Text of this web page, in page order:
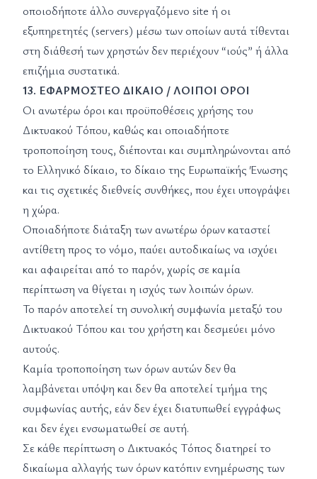
οποιοδήποτε άλλο συνεργαζόμενο site ή οι
εξυπηρετητές (servers) μέσω των οποίων αυτά τίθενται
στη διάθεσή των χρηστών δεν περιέχουν “ιούς” ή άλλα
επιζήμια συστατικά.
13. ΕΦΑΡΜΟΣΤΕΟ ΔΙΚΑΙΟ / ΛΟΙΠΟΙ ΟΡΟΙ
Οι ανωτέρω όροι και προϋποθέσεις χρήσης του
Δικτυακού Τόπου, καθώς και οποιαδήποτε
τροποποίηση τους, διέπονται και συμπληρώνονται από
το Ελληνικό δίκαιο, το δίκαιο της Ευρωπαϊκής Ένωσης
και τις σχετικές διεθνείς συνθήκες, που έχει υπογράψει
η χώρα.
Οποιαδήποτε διάταξη των ανωτέρω όρων καταστεί
αντίθετη προς το νόμο, παύει αυτοδικαίως να ισχύει
και αφαιρείται από το παρόν, χωρίς σε καμία
περίπτωση να θίγεται η ισχύς των λοιπών όρων.
Το παρόν αποτελεί τη συνολική συμφωνία μεταξύ του
Δικτυακού Τόπου και του χρήστη και δεσμεύει μόνο
αυτούς.
Καμία τροποποίηση των όρων αυτών δεν θα
λαμβάνεται υπόψη και δεν θα αποτελεί τμήμα της
συμφωνίας αυτής, εάν δεν έχει διατυπωθεί εγγράφως
και δεν έχει ενσωματωθεί σε αυτή.
Σε κάθε περίπτωση ο Δικτυακός Τόπος διατηρεί το
δικαίωμα αλλαγής των όρων κατόπιν ενημέρωσης των